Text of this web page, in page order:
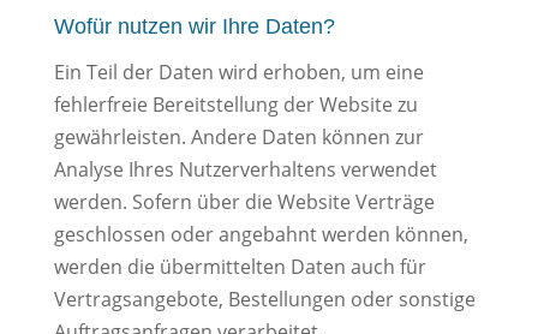
Wofür nutzen wir Ihre Daten?
Ein Teil der Daten wird erhoben, um eine
fehlerfreie Bereitstellung der Website zu
gewährleisten. Andere Daten können zur
Analyse Ihres Nutzerverhaltens verwendet
werden. Sofern über die Website Verträge
geschlossen oder angebahnt werden können,
werden die übermittelten Daten auch für
Vertragsangebote, Bestellungen oder sonstige